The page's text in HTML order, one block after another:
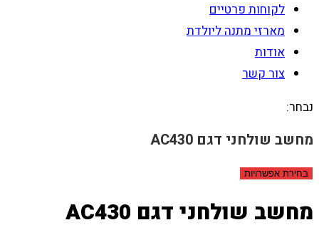
לקוחות פרטיים
מארזי מתנה ליולדת
אודות
צור קשר
נבחר:
מחשב שולחני דגם AC430
בחירת אפשרויות
מחשב שולחני דגם AC430